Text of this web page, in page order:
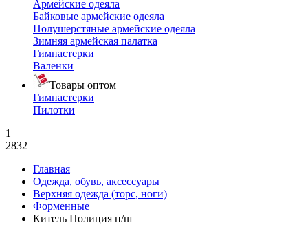
Армейские одеяла
Байковые армейские одеяла
Полушерстяные армейские одеяла
Зимняя армейская палатка
Гимнастерки
Валенки
Товары оптом
Гимнастерки
Пилотки
1
2832
Главная
Одежда, обувь, аксессуары
Верхняя одежда (торс, ноги)
Форменные
Китель Полиция п/ш